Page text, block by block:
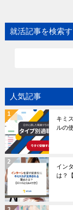
就活記事を検索
人気記事
キミ
ルの
イン
は？